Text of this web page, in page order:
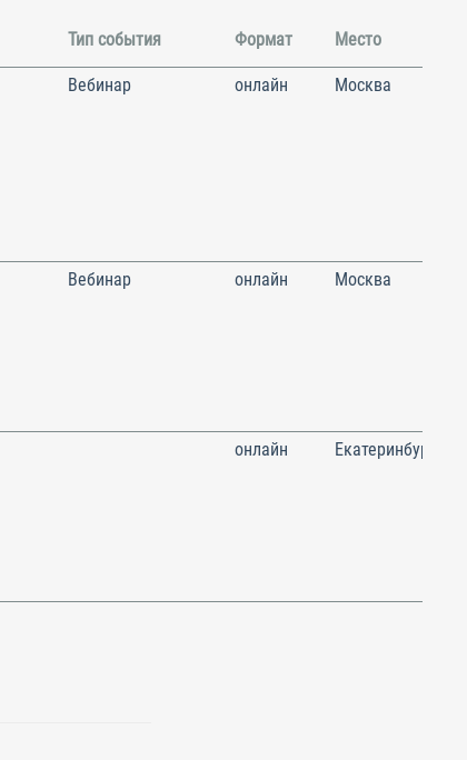
Тип события Формат Место
Вебинар онлайн Москва
Вебинар онлайн Москва
онлайн Екатеринбург